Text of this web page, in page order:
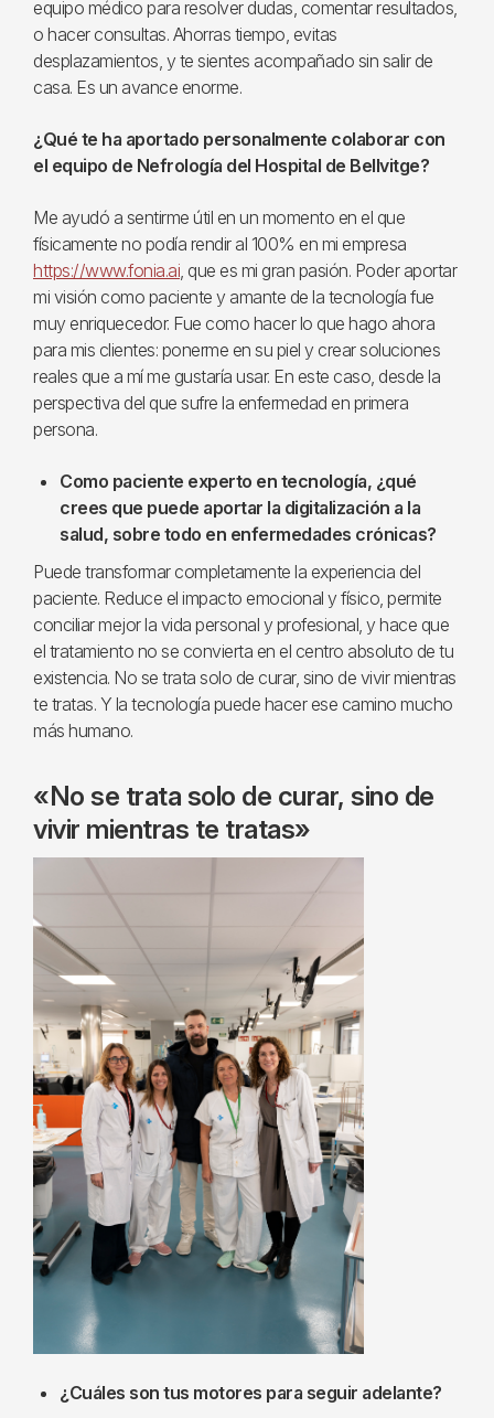
equipo médico para resolver dudas, comentar resultados,
o hacer consultas. Ahorras tiempo, evitas
desplazamientos, y te sientes acompañado sin salir de
casa. Es un avance enorme.
¿Qué te ha aportado personalmente colaborar con
el equipo de Nefrología del Hospital de Bellvitge?
Me ayudó a sentirme útil en un momento en el que
físicamente no podía rendir al 100% en mi empresa
https://www.fonia.ai, que es mi gran pasión. Poder aportar
mi visión como paciente y amante de la tecnología fue
muy enriquecedor. Fue como hacer lo que hago ahora
para mis clientes: ponerme en su piel y crear soluciones
reales que a mí me gustaría usar. En este caso, desde la
perspectiva del que sufre la enfermedad en primera
persona.
Como paciente experto en tecnología, ¿qué
crees que puede aportar la digitalización a la
salud, sobre todo en enfermedades crónicas?
Puede transformar completamente la experiencia del
paciente. Reduce el impacto emocional y físico, permite
conciliar mejor la vida personal y profesional, y hace que
el tratamiento no se convierta en el centro absoluto de tu
existencia. No se trata solo de curar, sino de vivir mientras
te tratas. Y la tecnología puede hacer ese camino mucho
más humano.
«No se trata solo de curar, sino de
vivir mientras te tratas»
¿Cuáles son tus motores para seguir adelante?